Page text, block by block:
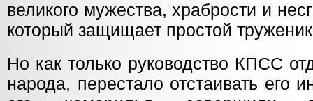
великого мужества, храбрости и
который защищает простой
Но как только руководство КПСС
народа, перестало отстаивать его